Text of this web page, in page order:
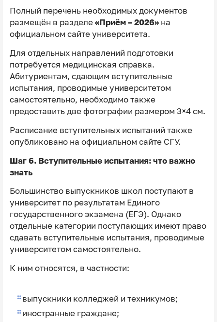
Полный перечень необходимых документов
размещён в разделе «Приём – 2026»на
официальном сайте университета.
Для отдельных направлений подготовки
потребуется медицинская справка.
Абитуриентам, сдающим вступительные
испытания, проводимые университетом
самостоятельно, необходимо также
предоставить две фотографии размером 3×4 см.
Расписание вступительных испытаний также
опубликовано на официальном сайте СГУ.
Шаг 6. Вступительные испытания: что важно
знать
Большинство выпускников школ поступают в
университет по результатам Единого
государственного экзамена (ЕГЭ). Однако
отдельные категории поступающих имеют право
сдавать вступительные испытания, проводимые
университетом самостоятельно.
К ним относятся, в частности:
выпускники колледжей и техникумов;
иностранные граждане;